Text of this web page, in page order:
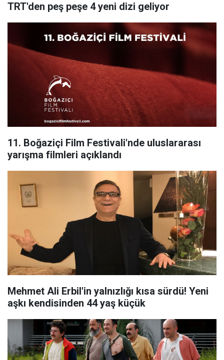
TRT'den peş peşe 4 yeni dizi geliyor
11. Boğaziçi Film Festivali'nde uluslararası
yarışma filmleri açıklandı
Mehmet Ali Erbil'in yalnızlığı kısa sürdü! Yeni
aşkı kendisinden 44 yaş küçük